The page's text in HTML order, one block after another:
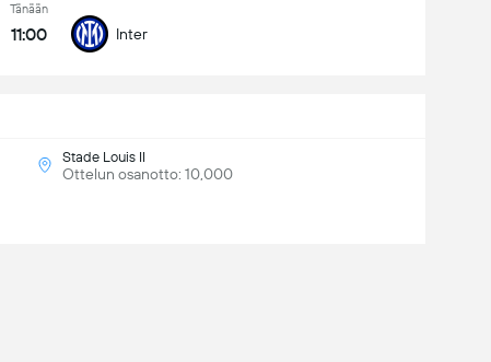
Tänään
11:00 Inter
Stade Louis II
Ottelun osanotto: 10,000